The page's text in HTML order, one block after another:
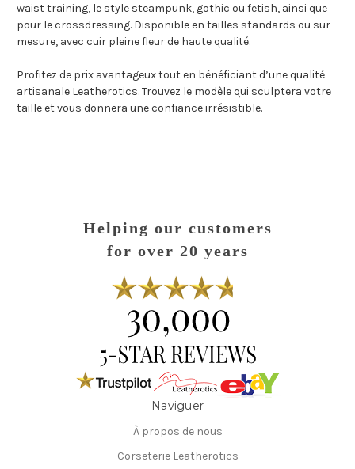
waist training, le style steampunk, gothic ou fetish, ainsi que
pour le crossdressing. Disponible en tailles standards ou sur
mesure, avec cuir pleine fleur de haute qualité.
Profitez de prix avantageux tout en bénéficiant d’une qualité
artisanale Leatherotics. Trouvez le modèle qui sculptera votre
taille et vous donnera une confiance irrésistible.
Helping our customers
for over 20 years
Naviguer
À propos de nous
Corseterie Leatherotics